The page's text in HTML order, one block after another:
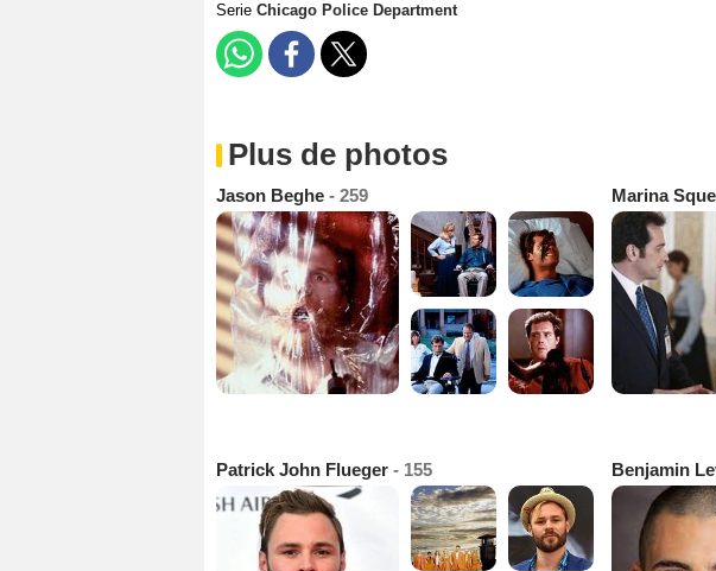
Serie Chicago Police Department
Plus de photos
Jason Beghe - 259 Marina
Patrick John Flueger - 155 Benjamin